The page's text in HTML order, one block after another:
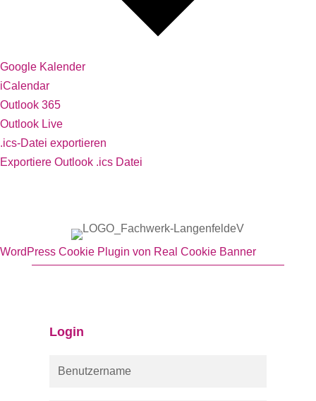
Google Kalender
iCalendar
Outlook 365
Outlook Live
.ics-Datei exportieren
Exportiere Outlook .ics Datei
Login
WordPress Cookie Plugin von Real Cookie Banner